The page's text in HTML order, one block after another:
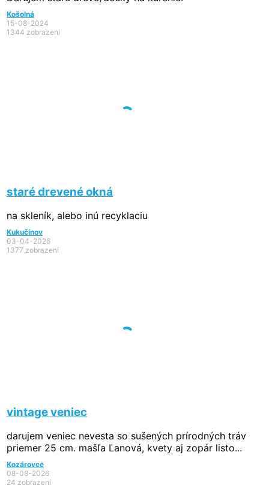
Košolná
15-08-2024
1344 zobrazení
staré drevené okná
na skleník, alebo inú recyklaciu
Kukučínov
03-04-2026
1377 zobrazení
vintage veniec
darujem veniec nevesta so sušených prírodných tráv
priemer 25 cm. mašľa Ľanová, kvety aj zopár listo...
Kozárovce
08-08-2026
24 zobrazení